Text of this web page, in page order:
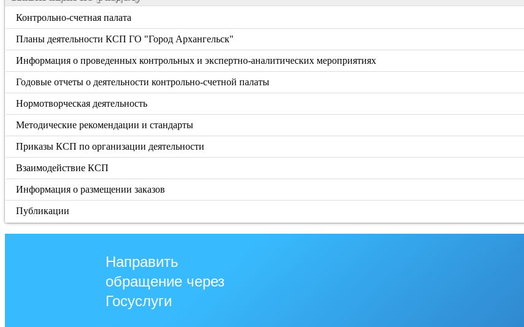
Контрольно-счетная палата
Планы деятельности КСП ГО "Город Архангельск"
Информация о проведенных контрольных и экспертно-аналитических мероприятиях
Годовые отчеты о деятельности контрольно-счетной палаты
Нормотворческая деятельность
Методические рекомендации и стандарты
Приказы КСП по организации деятельности
Взаимодействие КСП
Информация о размещении заказов
Публикации
Направить
обращение через
Госуслуги